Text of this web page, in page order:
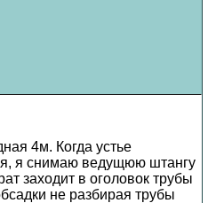
4м. Когда устье
я снимаю ведущюю штангу
заходит в оголовок трубы
не разбирая трубы